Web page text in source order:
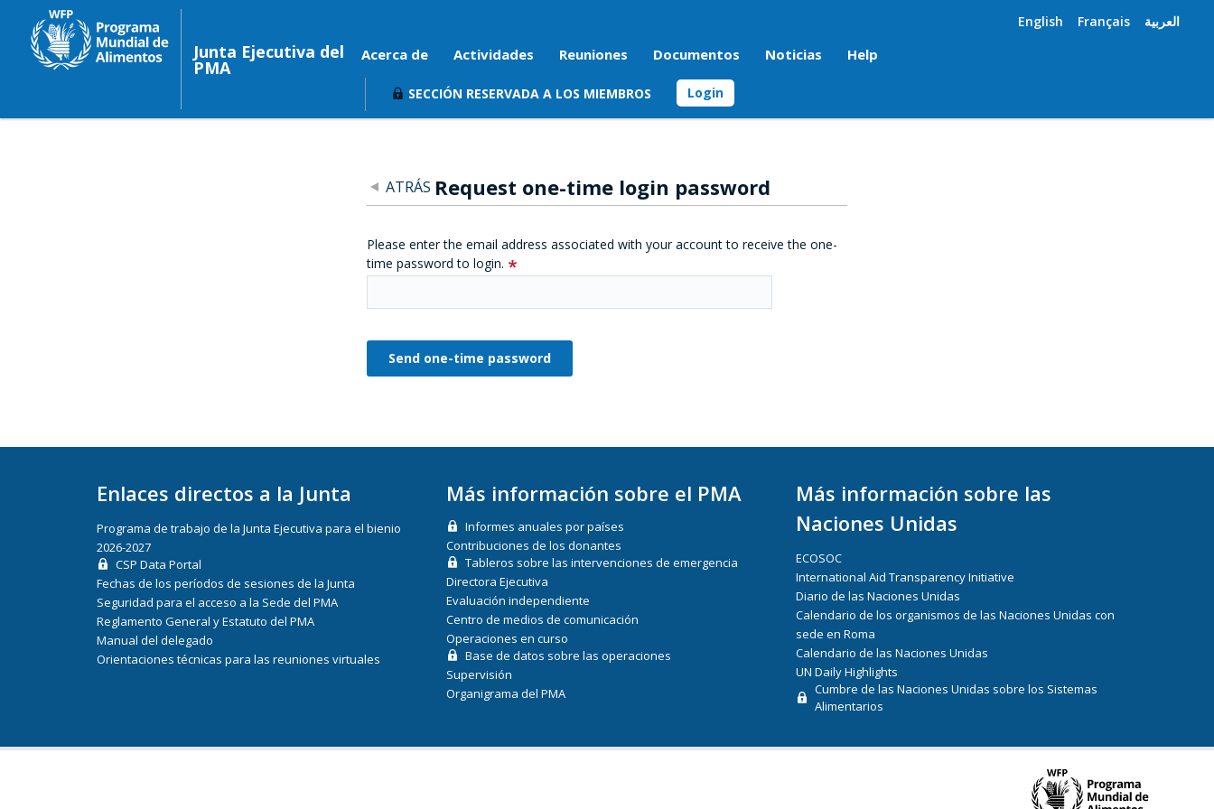
Junta Ejecutiva del
PMA
English Français العربية
Acerca de Actividades Reuniones Documentos Noticias Help
SECCIÓN RESERVADA A LOS MIEMBROS Login
ATRÁS Request one-time login password
Please enter the email address associated with your account to receive the one-
time password to login.
Enlaces directos a la Junta
Programa de trabajo de la Junta Ejecutiva para el bienio
2026-2027
CSP Data Portal
Fechas de los períodos de sesiones de la Junta
Seguridad para el acceso a la Sede del PMA
Reglamento General y Estatuto del PMA
Manual del delegado
Orientaciones técnicas para las reuniones virtuales
Más información sobre el PMA
Informes anuales por países
Contribuciones de los donantes
Tableros sobre las intervenciones de emergencia
Directora Ejecutiva
Evaluación independiente
Centro de medios de comunicación
Operaciones en curso
Base de datos sobre las operaciones
Supervisión
Organigrama del PMA
Más información sobre las
Naciones Unidas
ECOSOC
International Aid Transparency Initiative
Diario de las Naciones Unidas
Calendario de los organismos de las Naciones Unidas con
sede en Roma
Calendario de las Naciones Unidas
UN Daily Highlights
Cumbre de las Naciones Unidas sobre los Sistemas
Alimentarios